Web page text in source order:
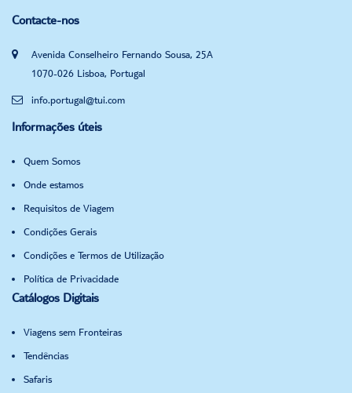
Contacte-nos
Avenida Conselheiro Fernando Sousa, 25A
1070-026 Lisboa, Portugal
info.portugal@tui.com
Informações úteis
Quem Somos
Onde estamos
Requisitos de Viagem
Condições Gerais
Condições e Termos de Utilização
Política de Privacidade
Catálogos Digitais
Viagens sem Fronteiras
Tendências
Safaris